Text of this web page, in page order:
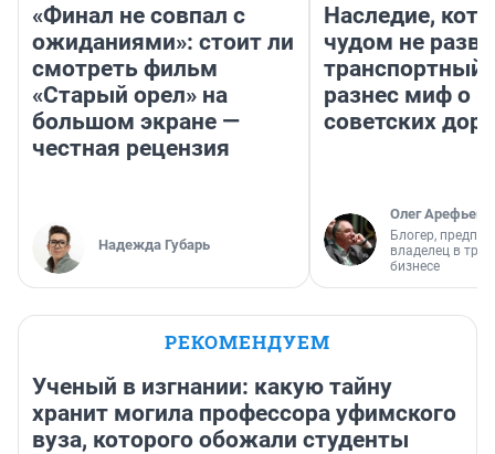
«Финал не совпал с
ожиданиями»: стоит ли
смотреть фильм
«Старый орел» на
большом экране —
честная рецензия
Надежда Губарь
Наследие,
чудом не
транспортный
разнес миф о
советских
Олег Арефьев
Блогер,
владелец в
бизнесе
РЕКОМЕНДУЕМ
Ученый в изгнании: какую тайну
хранит могила профессора уфимского
вуза, которого обожали студенты